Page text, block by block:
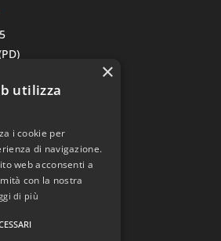
×
utilizza
i cookie per
di navigazione.
web acconsenti a
con la nostra
di più